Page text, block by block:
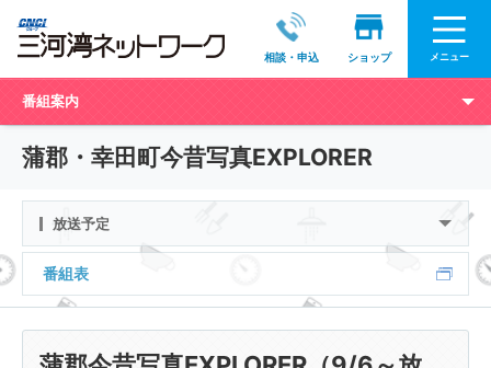
相談・申込 ショップ メニュー
番組案内
蒲郡・幸田町今昔写真EXPLORER
放送予定
番組表